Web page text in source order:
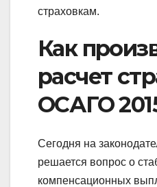
страховкам.
Как
расчет
ОСАГО
Сегодня на
решается вопрос о
компенсационных